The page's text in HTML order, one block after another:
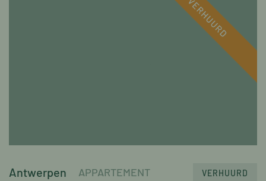
Antwerpen APPARTEMENT VERHUURD